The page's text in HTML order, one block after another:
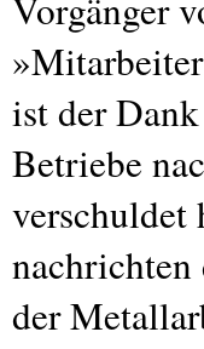
ist der
Betriebe
verschuldet
nachrichten
der